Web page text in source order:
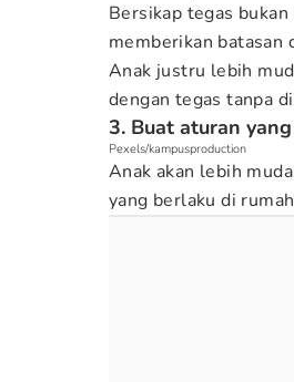
Bersikap tegas
memberikan batasan
Anak justru lebih
dengan tegas tanpa
3. Buat aturan
Pexels/kampusproduction
Anak akan lebih
yang berlaku di